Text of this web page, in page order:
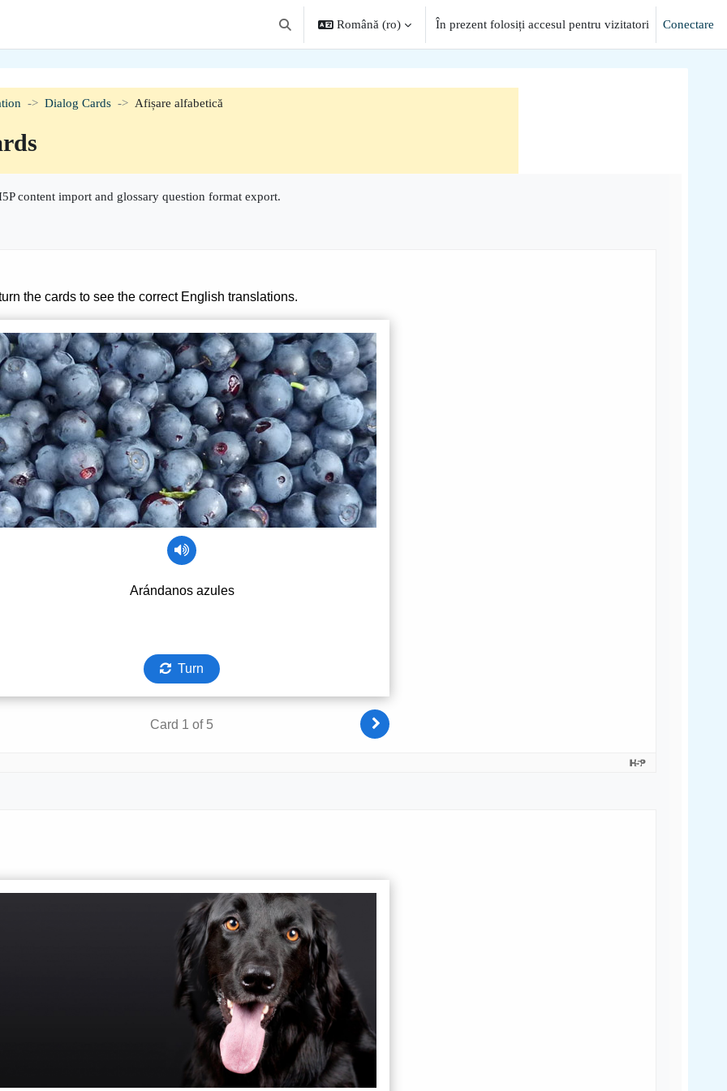
Afișați căutarea
Română ‎(ro)‎ În prezent folosiți accesul pentru vizitatori Conectare
Dialog Cards Afișare alfabetică
content import and glossary question format export.